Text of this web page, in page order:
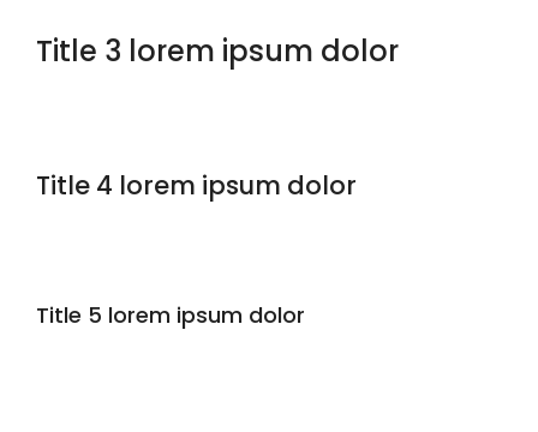
Title 3 lorem ipsum dolor
Title 4 lorem ipsum dolor
Title 5 lorem ipsum dolor